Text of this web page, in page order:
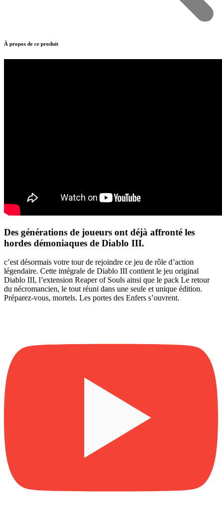
À propos de ce produit
Des générations de joueurs ont déjà affronté les
hordes démoniaques de Diablo III.
c’est désormais votre tour de rejoindre ce jeu de rôle d’action
légendaire. Cette intégrale de Diablo III contient le jeu original
Diablo III, l’extension Reaper of Souls ainsi que le pack Le retour
du nécromancien, le tout réuni dans une seule et unique édition.
Préparez-vous, mortels. Les portes des Enfers s’ouvrent.